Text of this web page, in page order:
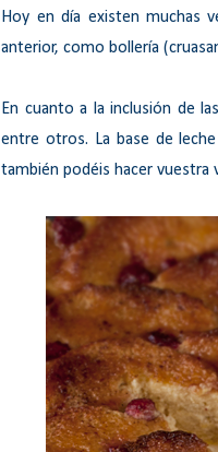
Hoy en día existen muchas
anterior, como bollería
En cuanto a la inclusión de
entre otros. La base de
también podéis hacer vuestra